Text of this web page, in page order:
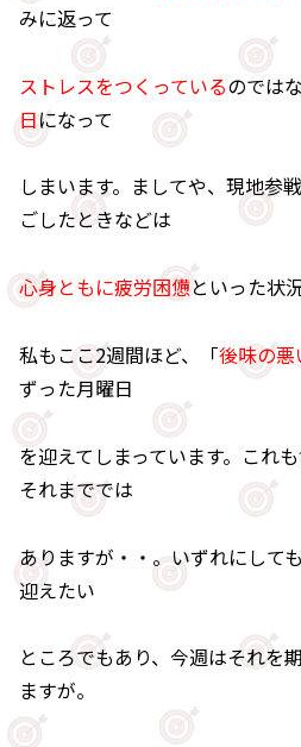
みに返って
ストレスをつくっているのでは
日になって
しまいます。ましてや、現地参
ごしたときなどは
心身ともに疲労困憊といった状
私もここ2週間ほど、「後味の悪
ずった月曜日
を迎えてしまっています。これ
それまででは
ありますが・・。いずれにしても
迎えたい
ところでもあり、今週はそれを
ますが。